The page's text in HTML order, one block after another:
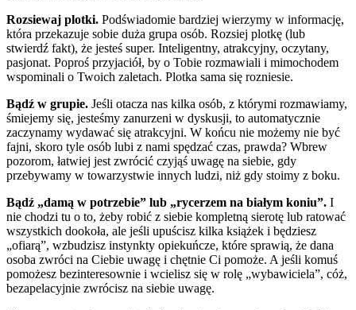
Rozsiewaj plotki. Podświadomie bardziej wierzymy w informację,
która przekazuje sobie duża grupa osób. Rozsiej plotkę (lub
stwierdź fakt), że jesteś super. Inteligentny, atrakcyjny, oczytany,
pasjonat. Poproś przyjaciół, by o Tobie rozmawiali i mimochodem
wspominali o Twoich zaletach. Plotka sama się rozniesie.
Bądź w grupie. Jeśli otacza nas kilka osób, z którymi rozmawiamy,
śmiejemy się, jesteśmy zanurzeni w dyskusji, to automatycznie
zaczynamy wydawać się atrakcyjni. W końcu nie możemy nie być
fajni, skoro tyle osób lubi z nami spędzać czas, prawda? Wbrew
pozorom, łatwiej jest zwrócić czyjąś uwagę na siebie, gdy
przebywamy w towarzystwie innych ludzi, niż gdy stoimy z boku.
Bądź „damą w potrzebie” lub „rycerzem na białym koniu”. I
nie chodzi tu o to, żeby robić z siebie kompletną sierotę lub ratować
wszystkich dookoła, ale jeśli upuścisz kilka książek i będziesz
„ofiarą”, wzbudzisz instynkty opiekuńcze, które sprawią, że dana
osoba zwróci na Ciebie uwagę i chętnie Ci pomoże. A jeśli komuś
pomożesz bezinteresownie i wcielisz się w rolę „wybawiciela”, cóż,
bezapelacyjnie zwrócisz na siebie uwagę.